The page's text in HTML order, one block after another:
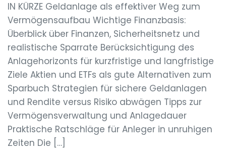
IN KÜRZE Geldanlage als effektiver Weg zum
Vermögensaufbau Wichtige Finanzbasis:
Überblick über Finanzen, Sicherheitsnetz und
realistische Sparrate Berücksichtigung des
Anlagehorizonts für kurzfristige und langfristige
Ziele Aktien und ETFs als gute Alternativen zum
Sparbuch Strategien für sichere Geldanlagen
und Rendite versus Risiko abwägen Tipps zur
Vermögensverwaltung und Anlagedauer
Praktische Ratschläge für Anleger in unruhigen
Zeiten Die […]